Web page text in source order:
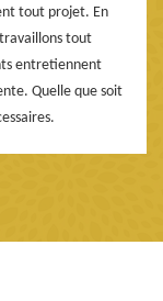
tout projet. En
tout
entretiennent
Quelle que soit